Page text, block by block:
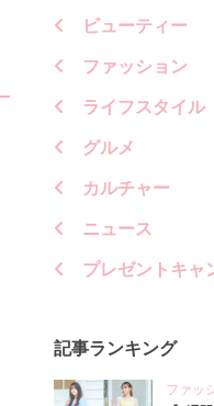
ビューティー
ファッション
ライフスタイル
グルメ
カルチャー
ニュース
プレゼントキャ
記事ランキング
ファッ